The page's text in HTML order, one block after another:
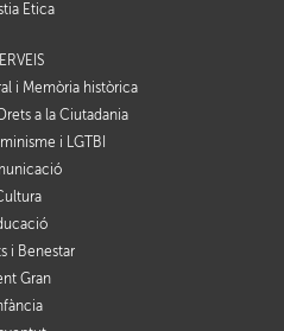
Ètica
i Memòria històrica
a la Ciutadania
i LGTBI
i Benestar
Gran